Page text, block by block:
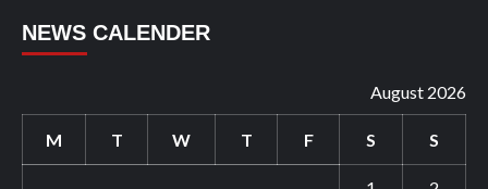
NEWS CALENDER
August 2026
M T W T F S S